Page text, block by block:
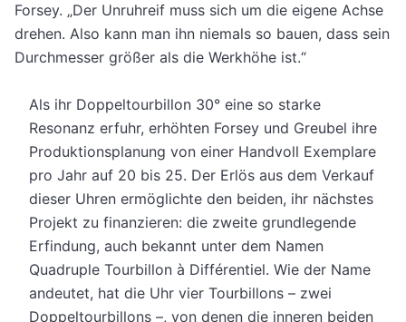
Forsey. „Der Unruhreif muss sich um die eigene Achse
drehen. Also kann man ihn niemals so bauen, dass sein
Durchmesser größer als die Werkhöhe ist.“
Als ihr Doppeltourbillon 30° eine so starke
Resonanz erfuhr, erhöhten Forsey und Greubel ihre
Produktionsplanung von einer Handvoll Exemplare
pro Jahr auf 20 bis 25. Der Erlös aus dem Verkauf
dieser Uhren ermöglichte den beiden, ihr nächstes
Projekt zu finanzieren: die zweite grundlegende
Erfindung, auch bekannt unter dem Namen
Quadruple Tourbillon à Différentiel. Wie der Name
andeutet, hat die Uhr vier Tourbillons – zwei
Doppeltourbillons –, von denen die inneren beiden